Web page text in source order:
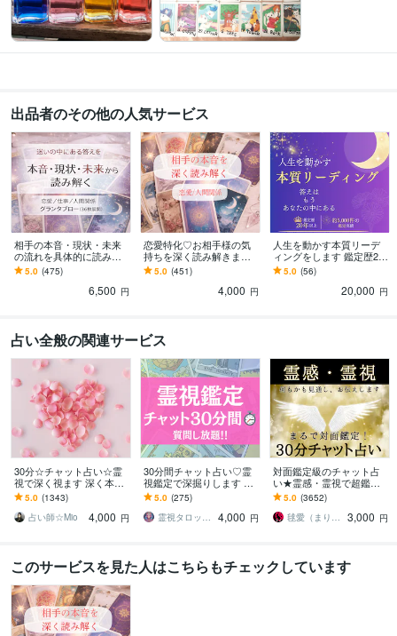
出品者のその他の人気サービス
相手の本音・現状・未来
の流れを具体的に読み解
きます 恋愛・仕事・人間
関係の背景や流れを整理
し、多角的に捉えます
5.0 (475)
6,500 円
恋愛特化♡お相手様の気
持ちを深く読み解きます
鑑定歴20年／顕在意識・
潜在意識の両面から詳細
5.0 (451)
4,000 円
人生を動かす本質リーデ
ィングをします 鑑定歴20
年。迷いを終わらせ、自
分で決断できる私へ。
5.0 (56)
20,000 円
占い全般の関連サービス
30分☆チャット占い☆霊
視で深く視ます 深く本質
にアクセス！上げなし幸
せになるためのお手伝い
をします
5.0 (1343)
占い師☆Mio
4,000 円
30分間チャット占い♡霊
視鑑定で深掘りします 霊
視で未来を導きます。こ
れからの真実、知りたく
ありませんか？
5.0 (275)
霊視タロット占い師＊lumina
4,000 円
対面鑑定級のチャット占
い★霊感・霊視で超鑑定
します 占いし放題の30
分！どんなことでも全て
を見通す霊感霊視で解決
5.0 (3652)
毬愛（まりあ）
3,000 円
このサービスを見た人はこちらもチェックしています